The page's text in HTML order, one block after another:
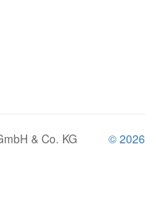
& Co. KG © 2026